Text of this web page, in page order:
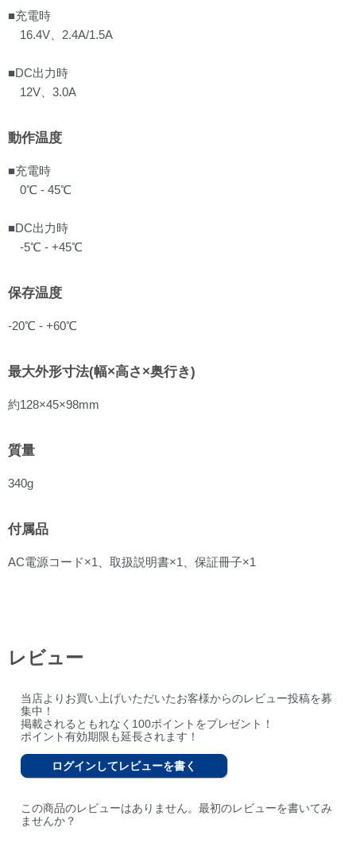
■充電時
16.4V、2.4A/1.5A
■DC出力時
12V、3.0A
動作温度
■充電時
0℃ - 45℃
■DC出力時
-5℃ - +45℃
保存温度
-20℃ - +60℃
最大外形寸法(幅×高さ×奥行き)
約128×45×98mm
質量
340g
付属品
AC電源コード×1、取扱説明書×1、保証冊子×1
レビュー
当店よりお買い上げいただいたお客様からのレビュー投稿を募
集中！
掲載されるともれなく100ポイントをプレゼント！
ポイント有効期限も延長されます！
ログインしてレビューを書く
この商品のレビューはありません。最初のレビューを書いてみ
ませんか？